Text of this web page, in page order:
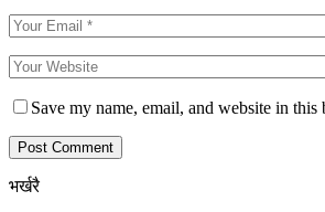
Save my name, email, and website in
भर्खरै